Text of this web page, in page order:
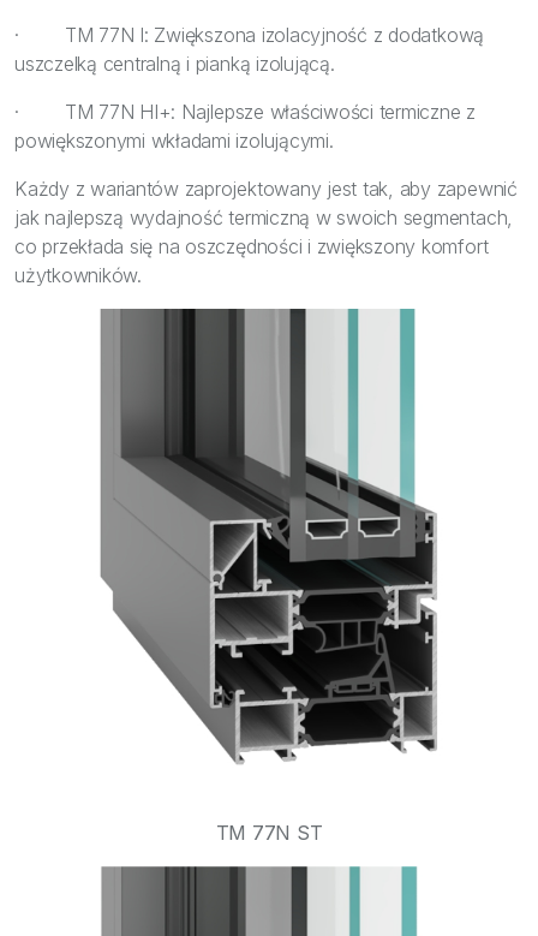
· TM 77N I: Zwiększona izolacyjność z dodatkową
uszczelką centralną i pianką izolującą.
· TM 77N HI+: Najlepsze właściwości termiczne z
powiększonymi wkładami izolującymi.
Każdy z wariantów zaprojektowany jest tak, aby zapewnić
jak najlepszą wydajność termiczną w swoich segmentach,
co przekłada się na oszczędności i zwiększony komfort
użytkowników.
TM 77N ST